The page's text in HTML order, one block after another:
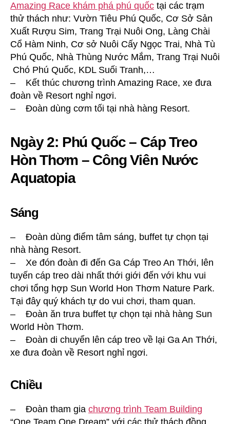
Amazing Race khám phá phú quốc tại các trạm
thử thách như: Vườn Tiêu Phú Quốc, Cơ Sở Sản
Xuất Rượu Sim, Trang Trại Nuôi Ong, Làng Chài
Cổ Hàm Ninh, Cơ sở Nuôi Cấy Ngọc Trai, Nhà Tù
Phú Quốc, Nhà Thùng Nước Mắm, Trang Trại Nuôi
Chó Phú Quốc, KDL Suối Tranh,…
– Kết thúc chương trình Amazing Race, xe đưa
đoàn về Resort nghỉ ngơi.
– Đoàn dùng cơm tối tại nhà hàng Resort.
Ngày 2: Phú Quốc – Cáp Treo
Hòn Thơm – Công Viên Nước
Aquatopia
Sáng
– Đoàn dùng điểm tâm sáng, buffet tự chọn tại
nhà hàng Resort.
– Xe đón đoàn đi đến Ga Cáp Treo An Thới, lên
tuyến cáp treo dài nhất thới giới đến với khu vui
chơi tổng hợp Sun World Hon Thơm Nature Park.
Tại đây quý khách tự do vui chơi, tham quan.
– Đoàn ăn trưa buffet tự chọn tại nhà hàng Sun
World Hòn Thơm.
– Đoàn di chuyển lên cáp treo về lại Ga An Thới,
xe đưa đoàn về Resort nghỉ ngơi.
Chiều
– Đoàn tham gia chương trình Team Building
“One Team One Dream” với các thử thách đồng